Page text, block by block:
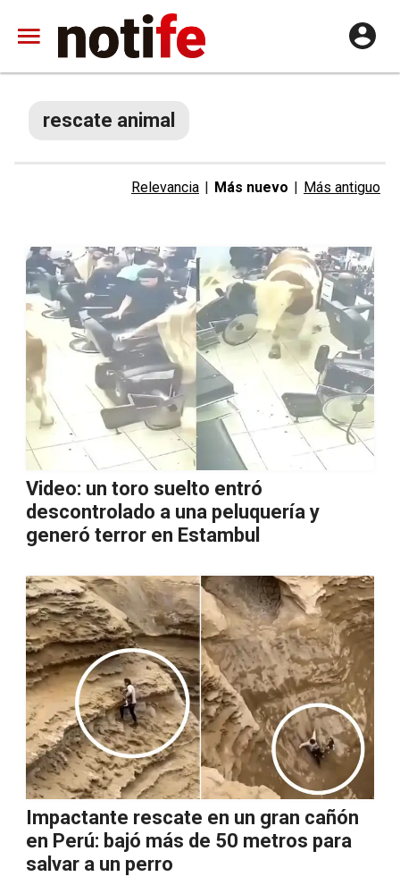
rescate animal
Relevancia | Más nuevo | Más antiguo
Video: un toro suelto entró
descontrolado a una peluquería y
generó terror en Estambul
Impactante rescate en un gran cañón
en Perú: bajó más de 50 metros para
salvar a un perro